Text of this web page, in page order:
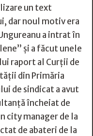
un text
dar noul motiv era
a intrat în
și a făcut unele
raport al Curții de
din Primăria
de sindicat a avut
încheiat de
city manager de la
de abateri de la